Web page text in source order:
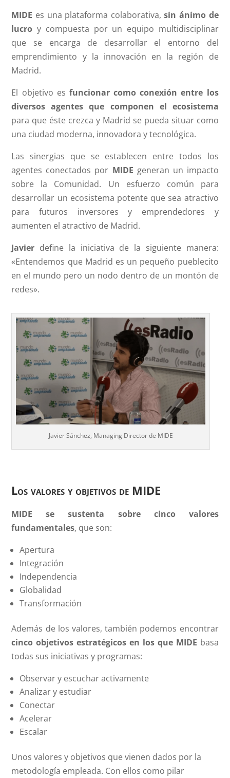
MIDE es una plataforma colaborativa,sin ánimo de
lucro y compuesta por un equipo multidisciplinar
que se encarga de desarrollar el entorno del
emprendimiento y la innovación en la región de
Madrid.
El objetivo es funcionar como conexión entre los
diversos agentes que componen el ecosistema
para que éste crezca y Madrid se pueda situar como
una ciudad moderna, innovadora y tecnológica.
Las sinergias que se establecen entre todos los
agentes conectados por MIDE generan un impacto
sobre la Comunidad. Un esfuerzo común para
desarrollar un ecosistema potente que sea atractivo
para futuros inversores y emprendedores y
aumenten el atractivo de Madrid.
Javier define la iniciativa de la siguiente manera:
«Entendemos que Madrid es un pequeño pueblecito
en el mundo pero un nodo dentro de un montón de
redes».
Javier Sánchez, Managing Director de MIDE
Los valores y objetivos de MIDE
MIDE se sustenta sobre cinco valores
fundamentales, que son:
Apertura
Integración
Independencia
Globalidad
Transformación
Además de los valores, también podemos encontrar
cinco objetivos estratégicos en los que MIDE basa
todas sus iniciativas y programas:
Observar y escuchar activamente
Analizar y estudiar
Conectar
Acelerar
Escalar
Unos valores y objetivos que vienen dados por la
metodología empleada. Con ellos como pilar